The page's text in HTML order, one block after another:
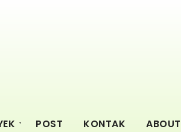
POST KONTAK ABOUT